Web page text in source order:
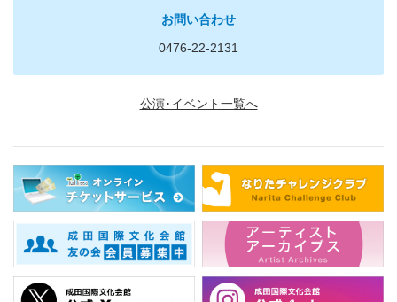
お問い合わせ
0476-22-2131
公演･イベント一覧へ